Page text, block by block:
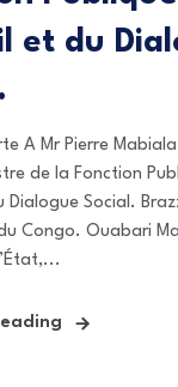
et du
A Mr Pierre
de la Fonction
Dialogue Social.
Congo. Ouabari